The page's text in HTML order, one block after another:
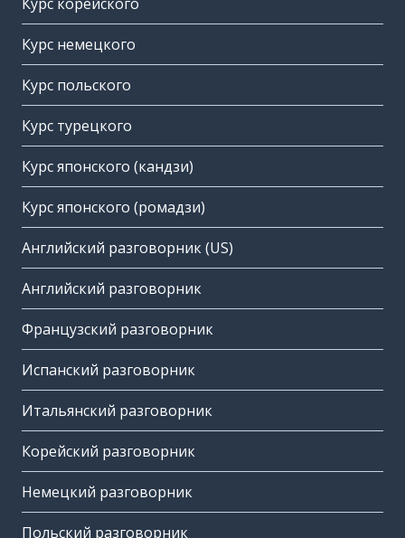
Курс немецкого
Курс польского
Курс турецкого
Курс японского (кандзи)
Курс японского (ромадзи)
Английский разговорник (US)
Английский разговорник
Французский разговорник
Испанский разговорник
Итальянский разговорник
Корейский разговорник
Немецкий разговорник
Польский разговорник